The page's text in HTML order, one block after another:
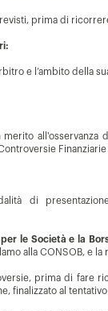
prima di
e l’ambito della
all'osservanza
di
le Società e la
alla CONSOB, e
prima di fare
finalizzato al